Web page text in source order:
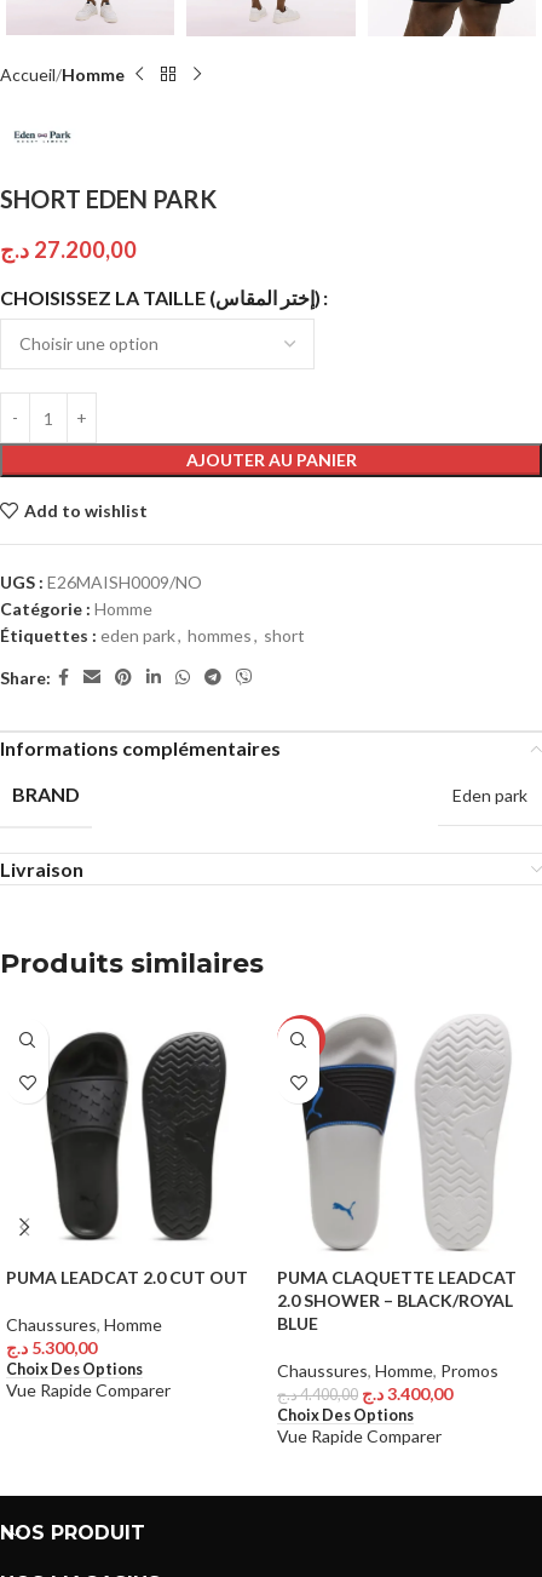
Accueil Homme
SHORT EDEN PARK
27.200,00 د.ج
CHOISISSEZ LA TAILLE (إختر المقاس)
AJOUTER AU PANIER
Add to wishlist
UGS : E26MAISH0009/NO
Catégorie : Homme
Étiquettes : eden park, hommes, short
Share:
Informations complémentaires
BRAND
Eden park
Livraison
Produits similaires
PUMA LEADCAT 2.0 CUT OUT
Chaussures, Homme
5.300,00 د.ج
Choix Des Options
Vue RapideComparer
-23%
PUMA CLAQUETTE LEADCAT
2.0 SHOWER – BLACK/ROYAL
BLUE
Chaussures, Homme, Promos
4.400,00د.ج 3.400,00د.ج
Choix Des Options
Vue RapideComparer
NOS PRODUIT